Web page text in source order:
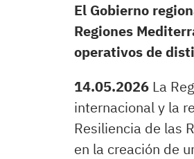
El Gobierno
Regiones
operativos de
14.05.2026 La
internacional y la
Resiliencia de las
en la creación de